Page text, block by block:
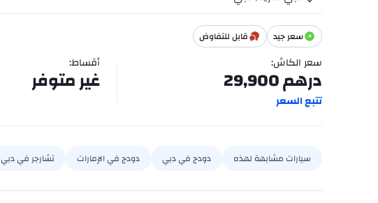
سعر جيد قابل للتفاوض
سعر الكاش:
درهم29,900
تتبع السعر
أقساط:
غير متوفر
سيارات مشابهة لهذه دودج في دبي دودج في الإمارات تشارجر في دبي